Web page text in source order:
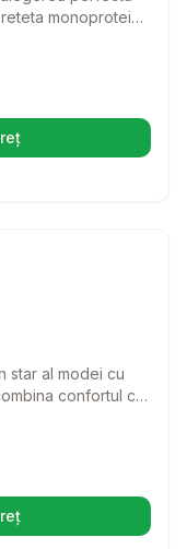
monoproteica
de sanatoasa
într-o filă nouă)
star al modei cu
confortul cu
într-o filă nouă)